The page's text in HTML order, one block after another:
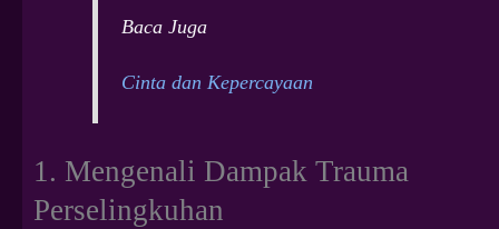
Baca Juga
Cinta dan Kepercayaan
1. Mengenali Dampak Trauma
Perselingkuhan